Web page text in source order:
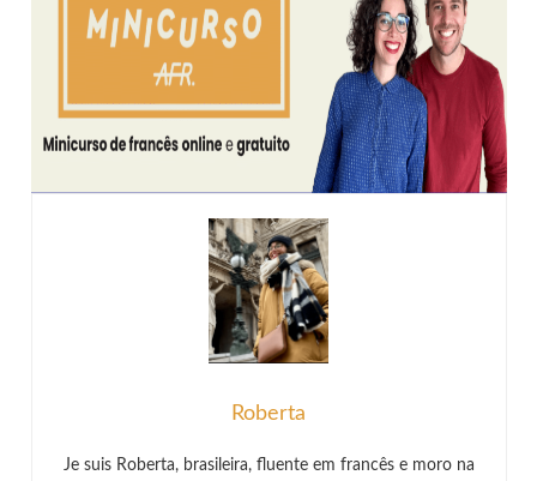
Roberta
Je suis Roberta, brasileira, fluente em francês e moro na